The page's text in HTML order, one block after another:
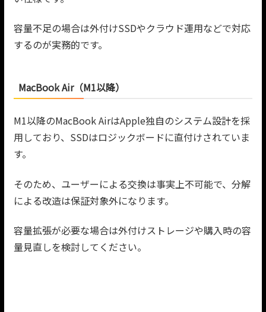
容量不足の場合は外付けSSDやクラウド運用などで対応
するのが実務的です。
MacBook Air（M1以降）
M1以降のMacBook AirはApple独自のシステム設計を採
用しており、SSDはロジックボードに直付けされていま
す。
そのため、ユーザーによる交換は事実上不可能で、分解
による改造は保証対象外になります。
容量拡張が必要な場合は外付けストレージや購入時の容
量見直しを検討してください。